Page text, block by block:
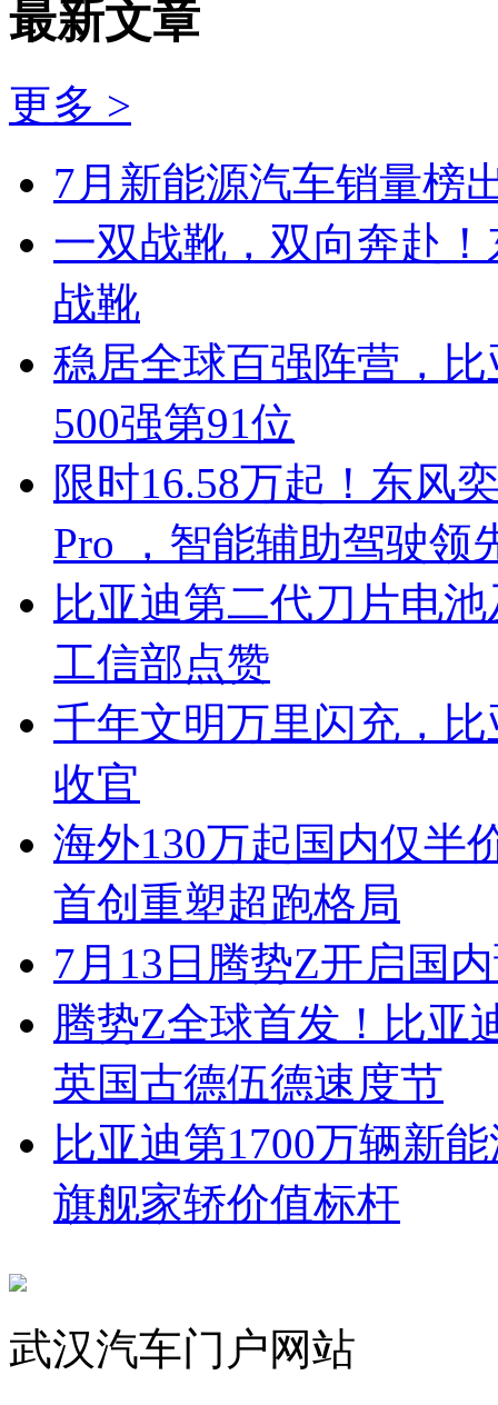
最新文章
更多 >
7月新能源汽车销量榜
一双战靴，双向奔赴
战靴
稳居全球百强阵营，
500强第91位
限时16.58万起！东风
Pro ，智能辅助驾驶领
比亚迪第二代刀片电
工信部点赞
千年文明万里闪充，
收官
海外130万起国内仅半
首创重塑超跑格局
7月13日腾势Z开启国
腾势Z全球首发！比亚
英国古德伍德速度节
比亚迪第1700万辆新
旗舰家轿价值标杆
武汉汽车门户网站